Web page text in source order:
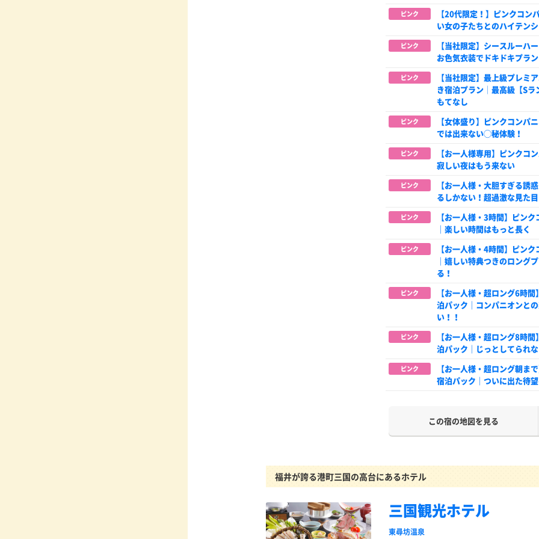
ピンク
【20代限定！】ピンクコン
い女の子たちとのハイテン
ピンク
【当社限定】シースルーハ
お色気衣装でドキドキプラン
ピンク
【当社限定】最上級プレミ
き宿泊プラン│最高級【Sラ
もてなし
ピンク
【女体盛り】ピンクコンパ
では出来ない◯秘体験！
ピンク
【お一人様専用】ピンクコ
寂しい夜はもう来ない
ピンク
【お一人様・大胆すぎる誘
るしかない！超過激な見た
ピンク
【お一人様・3時間】ピン
｜楽しい時間はもっと長く
ピンク
【お一人様・4時間】ピン
｜嬉しい特典つきのロング
る！
ピンク
【お一人様・超ロング6時
泊パック｜コンパニオンと
い！！
ピンク
【お一人様・超ロング8時
泊パック｜じっとしてられ
ピンク
【お一人様・超ロング朝ま
宿泊パック｜ついに出た待
この宿の地図を見る
福井が誇る港町三国の高台にあるホテル
三国観光ホテル
東尋坊温泉